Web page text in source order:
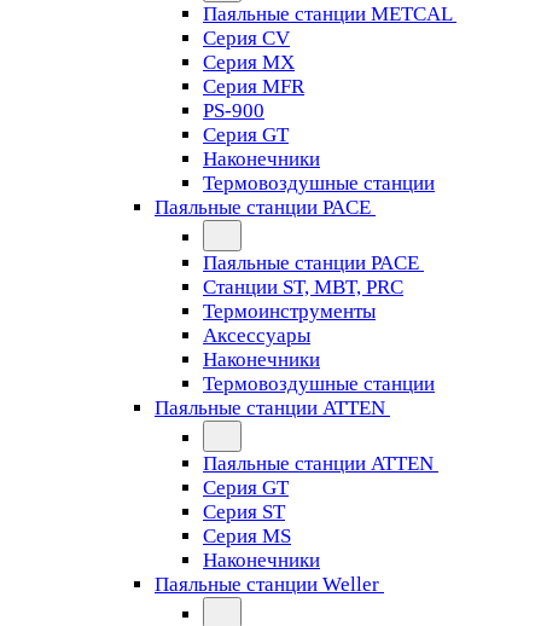
Паяльные станции METCAL
Серия CV
Серия MX
Серия MFR
PS-900
Серия GT
Наконечники
Термовоздушные станции
Паяльные станции PACE
Паяльные станции PACE
Станции ST, MBT, PRC
Термоинструменты
Аксессуары
Наконечники
Термовоздушные станции
Паяльные станции ATTEN
Паяльные станции ATTEN
Серия GT
Серия ST
Серия MS
Наконечники
Паяльные станции Weller